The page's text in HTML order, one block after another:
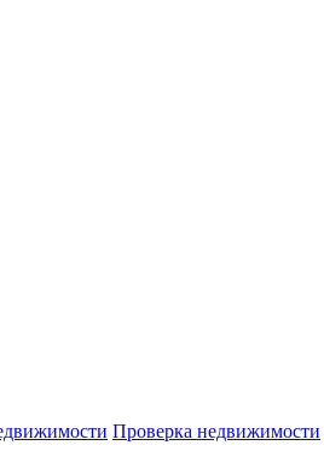
Проверка недвижимости